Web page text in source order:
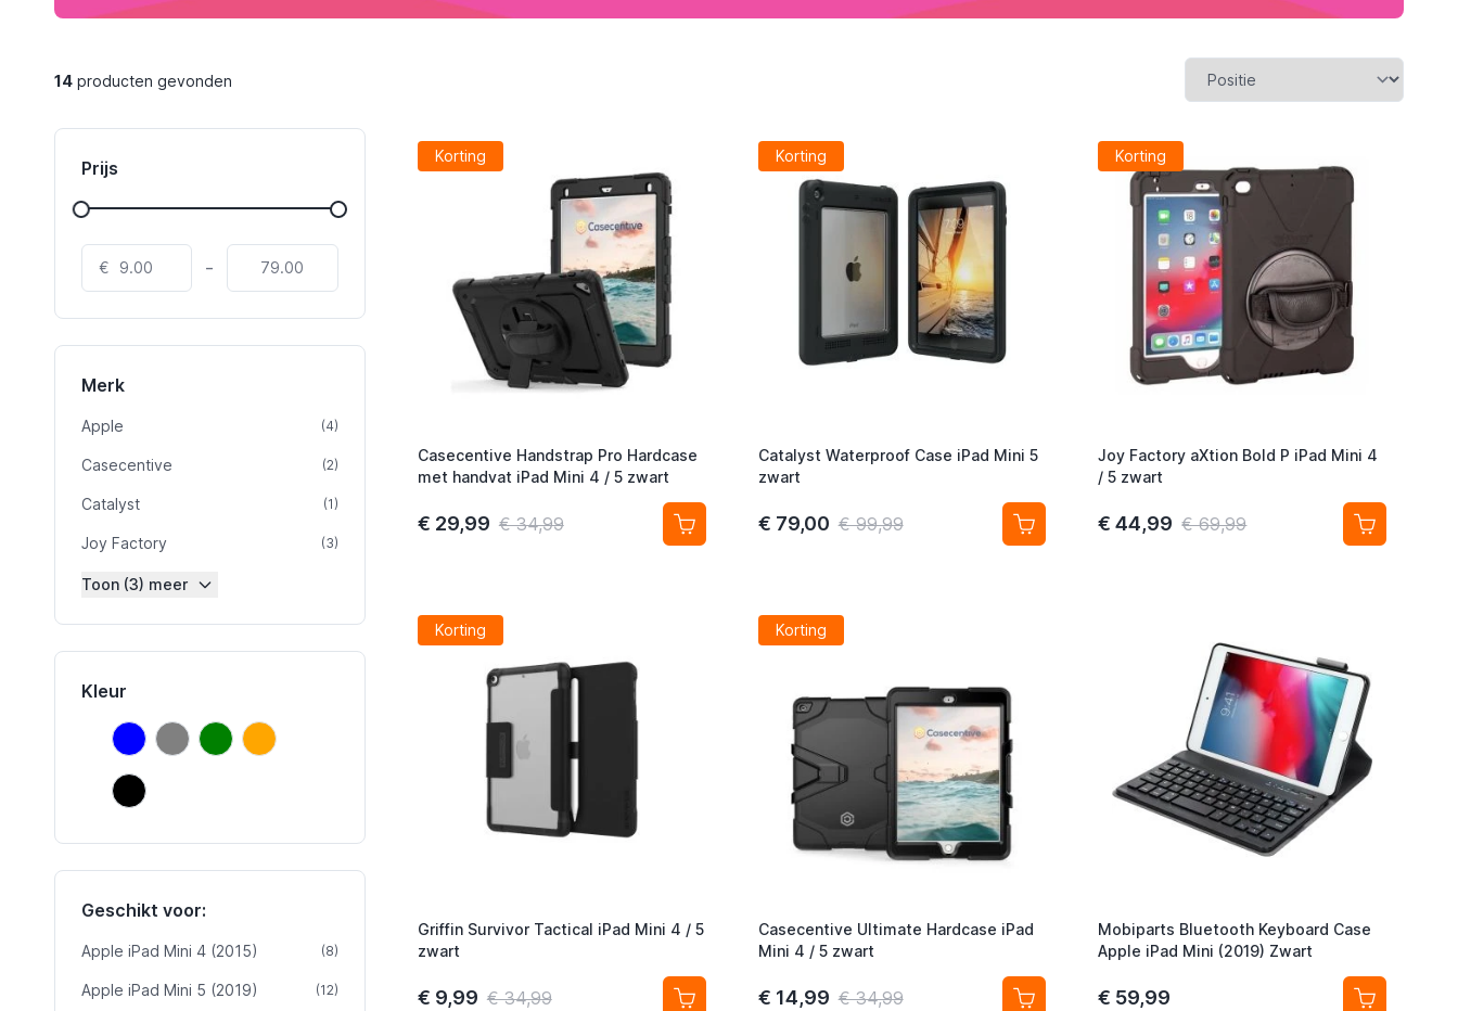
14producten gevonden
Prijs
€ -
Merk
Apple (4)product
Casecentive (2)product
Catalyst (1)product
Joy Factory (3)product
Toon (3) meer
Kleur
Blauw
BlauwGrijs
Grijs Groen
GroenOranje
Oranje
Zwart
Zwart
Geschikt voor:
Apple iPad Mini 4 (2015) (8)product
Apple iPad Mini 5 (2019) (12)product
Korting
Casecentive Handstrap Pro Hardcase
met handvat iPad Mini 4 / 5 zwart
€ 29,99 € 34,99
Korting
Catalyst Waterproof Case iPad Mini 5
zwart
€ 79,00 € 99,99
Korting
Joy Factory aXtion Bold P iPad Mini 4
/ 5 zwart
€ 44,99 € 69,99
Korting
Griffin Survivor Tactical iPad Mini 4 / 5
zwart
€ 9,99 € 34,99
Korting
Casecentive Ultimate Hardcase iPad
Mini 4 / 5 zwart
€ 14,99 € 34,99
Mobiparts Bluetooth Keyboard Case
Apple iPad Mini (2019) Zwart
€ 59,99